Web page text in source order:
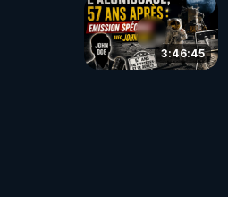
3:46:45